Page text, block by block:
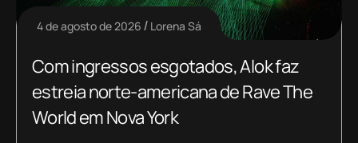
4 de agosto de 2026 Lorena Sá
Com ingressos esgotados, Alok faz
estreia norte-americana de Rave The
World em Nova York